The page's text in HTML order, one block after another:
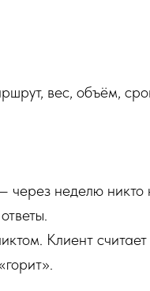
вес, объём,
неделю никто
Клиент